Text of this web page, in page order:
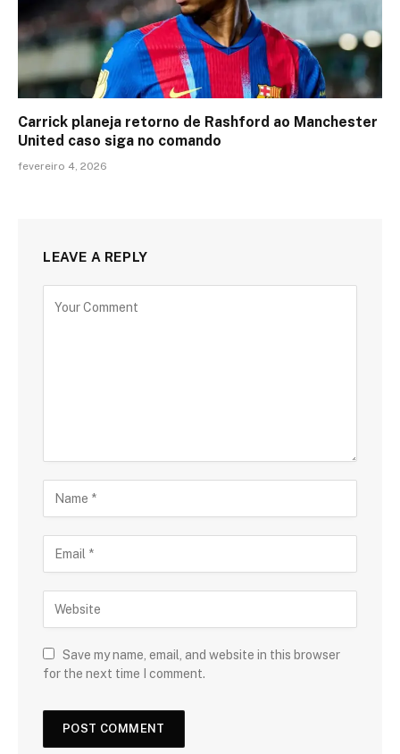
Carrick planeja retorno de Rashford ao Manchester
United caso siga no comando
fevereiro 4, 2026
LEAVE A REPLY
Save my name, email, and website in this browser
for the next time I comment.